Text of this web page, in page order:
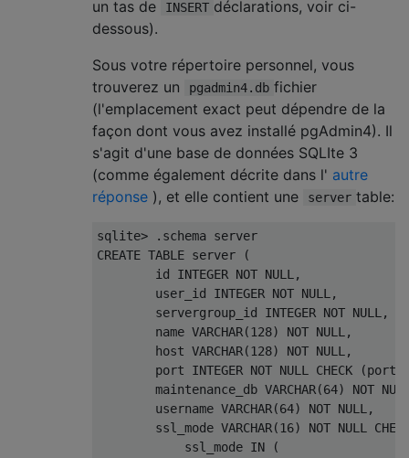
un tas de
INSERT déclarations, voir ci-
dessous).
Sous votre répertoire personnel, vous
trouverez un
pgadmin4.db fichier
(l'emplacement exact peut dépendre de la
façon dont vous avez installé pgAdmin4). Il
s'agit d'une base de données SQLIte 3
(comme également décrite dans l' autre
réponse ), et elle contient une server table:
sqlite> . schema server
CREATE TABLE server
(
        id INTEGER
NOT NULL ,
        user_id INTEGER
NOT NULL ,
        servergroup_id INTEGER
NOT NULL ,
        name VARCHAR
(128) NOT NULL ,
        host VARCHAR
(128) NOT NULL ,
        port INTEGER
NOT NULL CHECK (port
        maintenance_db VARCHAR
(64) NOT
        username VARCHAR
(64) NOT NULL ,
        ssl_mode VARCHAR
(16) NOT NULL
            ssl_mode
IN
(